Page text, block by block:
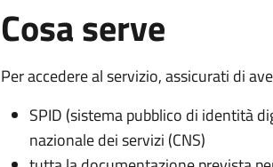
Cosa serve
Per accedere al servizio, assicurati di
SPID (sistema pubblico di identità
nazionale dei servizi (CNS)